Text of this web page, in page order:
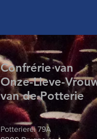
Confrérie van
Onze-Lieve-
van de Potterie
Potterierei 79A